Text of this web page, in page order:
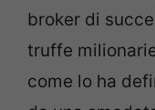
broker di
truffe
come lo ha